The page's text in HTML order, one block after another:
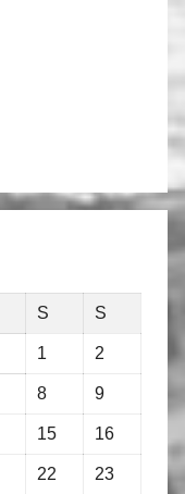
S S
1 2
8 9
15 16
22 23